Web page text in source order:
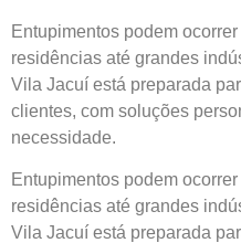
Entupimentos podem
residências até grandes
Vila Jacuí está preparada
clientes, com soluções
necessidade.
Entupimentos podem
residências até grandes
Vila Jacuí está preparada